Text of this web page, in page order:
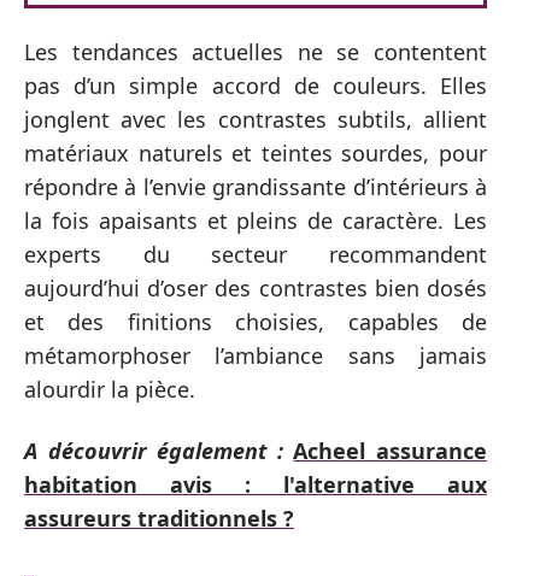
Les tendances actuelles ne se contentent
pas d’un simple accord de couleurs. Elles
jonglent avec les contrastes subtils, allient
matériaux naturels et teintes sourdes, pour
répondre à l’envie grandissante d’intérieurs à
la fois apaisants et pleins de caractère. Les
experts du secteur recommandent
aujourd’hui d’oser des contrastes bien dosés
et des finitions choisies, capables de
métamorphoser l’ambiance sans jamais
alourdir la pièce.
A découvrir également : Acheel assurance
habitation avis : l'alternative aux
assureurs traditionnels ?